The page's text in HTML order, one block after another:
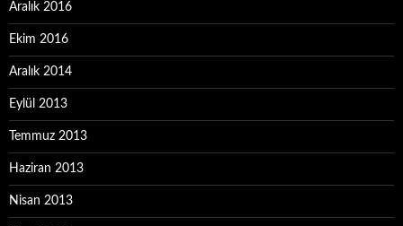
Aralık 2016
Ekim 2016
Aralık 2014
Eylül 2013
Temmuz 2013
Haziran 2013
Nisan 2013